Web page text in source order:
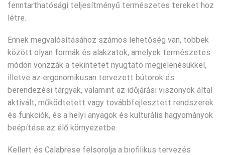
fenntarthatósági teljesítményű természetes tereket hoz
létre.
Ennek megvalósításához számos lehetőség van, többek
között olyan formák és alakzatok, amelyek természetes
módon vonzzák a tekintetet nyugtató megjelenésükkel,
illetve az ergonomikusan tervezett bútorok és
berendezési tárgyak, valamint az időjárási viszonyok által
aktivált, működtetett vagy továbbfejlesztett rendszerek
és funkciók, és a helyi anyagok és kulturális hagyományok
beépítése az élő környezetbe.
Kellert és Calabrese felsorolja a biofilikus tervezés